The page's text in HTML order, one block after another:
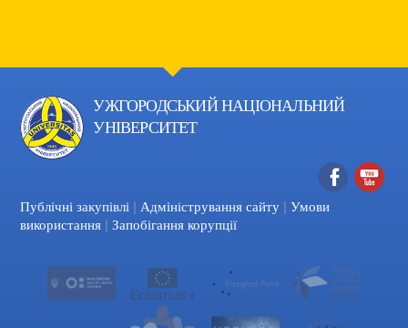
УЖГОРОДСЬКИЙ НАЦІОНАЛЬНИЙ
УНІВЕРСИТЕТ
Facebook
Публічні закупівлі | Адміністрування сайту | Умови
використання | Запобігання корупції